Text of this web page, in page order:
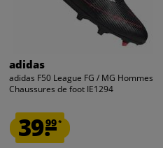
adidas
adidas F50 League FG / MG Hommes
Chaussures de foot IE1294
39.99*